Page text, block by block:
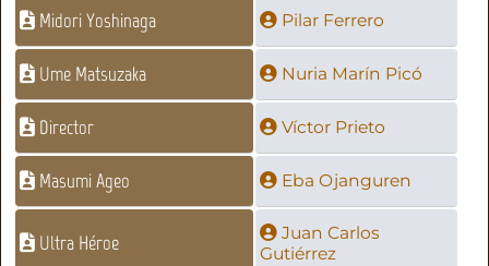
Midori Yoshinaga Pilar Ferrero
Ume Matsuzaka Nuria Marín Picó
Director Víctor Prieto
Masumi Ageo Eba Ojanguren
Ultra Héroe
Juan Carlos
Gutiérrez